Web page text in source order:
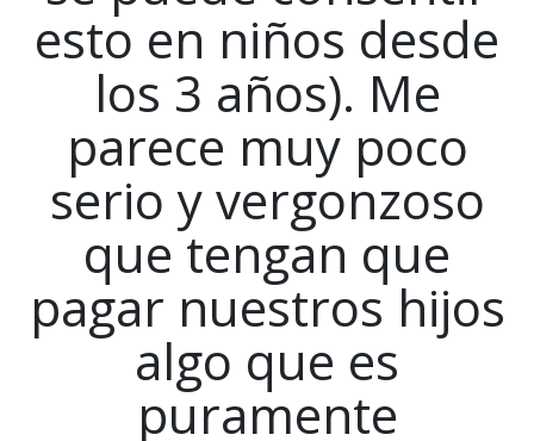
esto en niños desde
los 3 años). Me
parece muy poco
serio y vergonzoso
que tengan que
pagar nuestros hijos
algo que es
puramente